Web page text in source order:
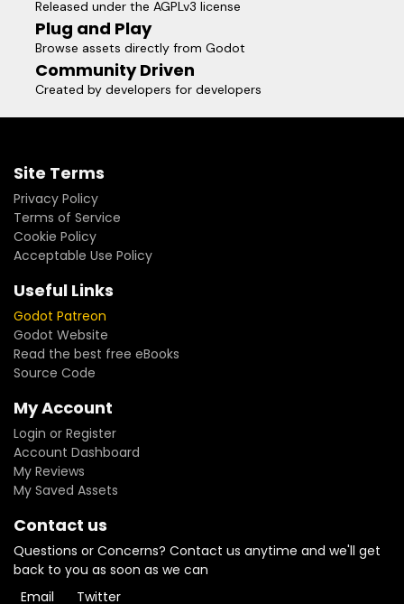
Released under the AGPLv3 license
Plug and Play
Browse assets directly from Godot
Community Driven
Created by developers for developers
Site Terms
Privacy Policy
Terms of Service
Cookie Policy
Acceptable Use Policy
Useful Links
Godot Patreon
Godot Website
Read the best free eBooks
Source Code
My Account
Login or Register
Account Dashboard
My Reviews
My Saved Assets
Contact us
Questions or Concerns? Contact us anytime and we'll get
back to you as soon as we can
Email
Twitter